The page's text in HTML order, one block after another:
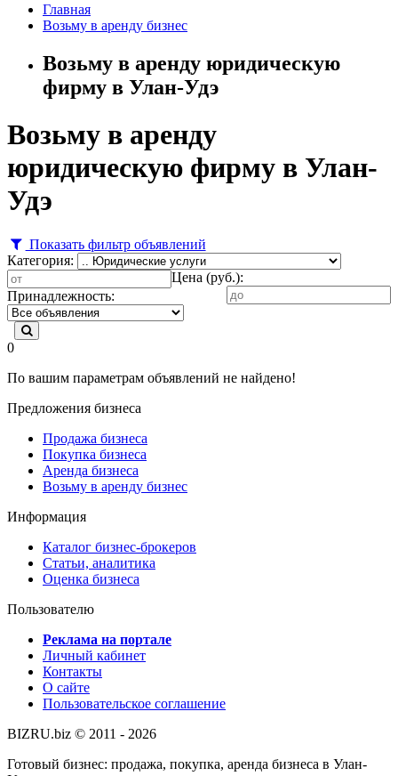
Главная
Возьму в аренду бизнес
Возьму в аренду юридическую
фирму в Улан-Удэ
Возьму в аренду
юридическую фирму в Улан-
Удэ
Показать фильтр объявлений
Категория:
Цена (руб.):
Принадлежность:
0
По вашим параметрам объявлений не найдено!
Предложения бизнеса
Продажа бизнеса
Покупка бизнеса
Аренда бизнеса
Возьму в аренду бизнес
Информация
Каталог бизнес-брокеров
Статьи, аналитика
Оценка бизнеса
Пользователю
Реклама на портале
Личный кабинет
Контакты
О сайте
Пользовательское соглашение
BIZRU.biz © 2011 - 2026
Готовый бизнес: продажа, покупка, аренда бизнеса в Улан-